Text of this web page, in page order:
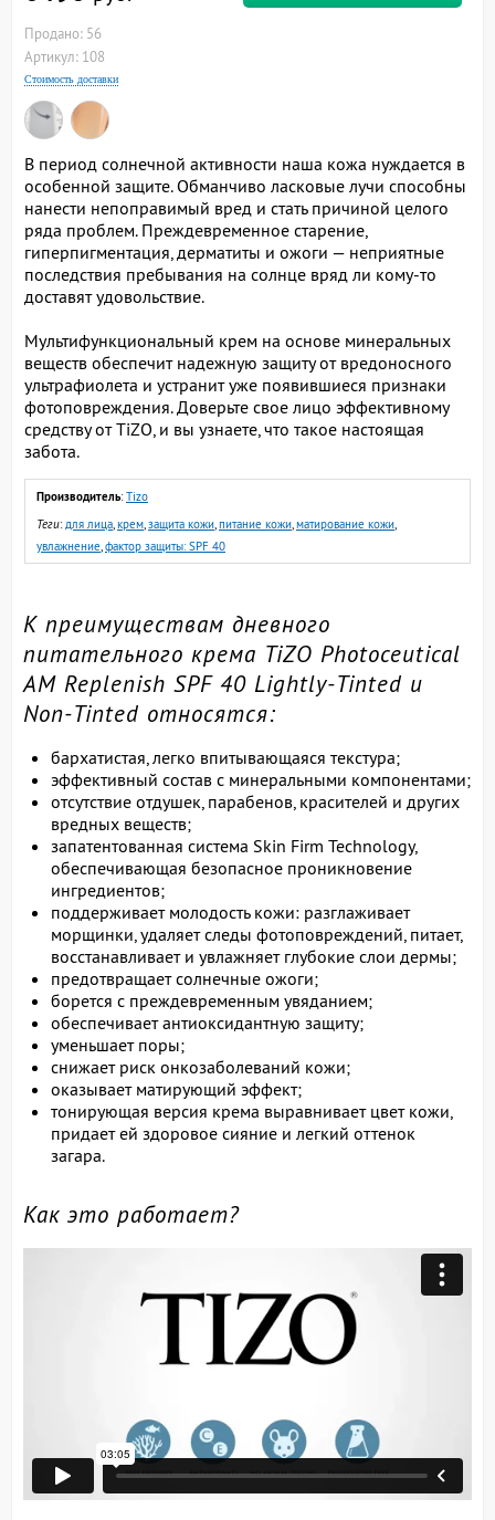
Продано: 56
Артикул: 108
Стоимость доставки
В период солнечной активности наша кожа нуждается в
особенной защите. Обманчиво ласковые лучи способны
нанести непоправимый вред и стать причиной целого
ряда проблем. Преждевременное старение,
гиперпигментация, дерматиты и ожоги — неприятные
последствия пребывания на солнце вряд ли кому-то
доставят удовольствие.
Мультифункциональный крем на основе минеральных
веществ обеспечит надежную защиту от вредоносного
ультрафиолета и устранит уже появившиеся признаки
фотоповреждения. Доверьте свое лицо эффективному
средству от TiZO, и вы узнаете, что такое настоящая
забота.
Производитель:Tizo
Теги:для лица,крем,защита кожи,питание кожи,матирование кожи,
увлажнение,фактор защиты: SPF 40
К преимуществам дневного
питательного крема TiZO Photoceutical
AM Replenish SPF 40 Lightly-Tinted и
Non-Tinted относятся:
бархатистая, легко впитывающаяся текстура;
эффективный состав с минеральными компонентами;
отсутствие отдушек, парабенов, красителей и других
вредных веществ;
запатентованная система Skin Firm Technology,
обеспечивающая безопасное проникновение
ингредиентов;
поддерживает молодость кожи: разглаживает
морщинки, удаляет следы фотоповреждений, питает,
восстанавливает и увлажняет глубокие слои дермы;
предотвращает солнечные ожоги;
борется с преждевременным увяданием;
обеспечивает антиоксидантную защиту;
уменьшает поры;
снижает риск онкозаболеваний кожи;
оказывает матирующий эффект;
тонирующая версия крема выравнивает цвет кожи,
придает ей здоровое сияние и легкий оттенок
загара.
Как это работает?